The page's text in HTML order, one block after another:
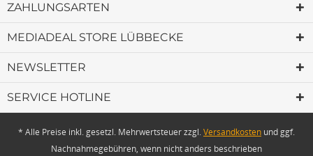
ZAHLUNGSARTEN
MEDIADEAL STORE LÜBBECKE
NEWSLETTER
SERVICE HOTLINE
* Alle Preise inkl. gesetzl. Mehrwertsteuer zzgl.Versandkosten und ggf.
Nachnahmegebühren, wenn nicht anders beschrieben